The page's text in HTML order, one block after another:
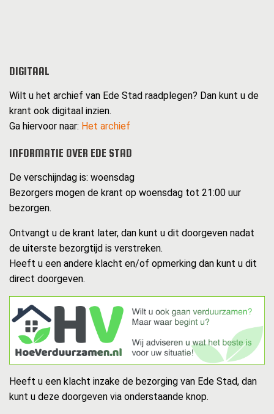
DIGITAAL
Wilt u het archief van Ede Stad raadplegen? Dan kunt u de
krant ook digitaal inzien.
Ga hiervoor naar: Het archief
INFORMATIE OVER EDE STAD
De verschijndag is: woensdag
Bezorgers mogen de krant op woensdag tot 21:00 uur
bezorgen.
Ontvangt u de krant later, dan kunt u dit doorgeven nadat
de uiterste bezorgtijd is verstreken.
Heeft u een andere klacht en/of opmerking dan kunt u dit
direct doorgeven.
Heeft u een klacht inzake de bezorging van Ede Stad, dan
kunt u deze doorgeven via onderstaande knop.